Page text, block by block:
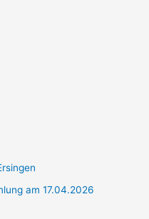
am 17.04.2026